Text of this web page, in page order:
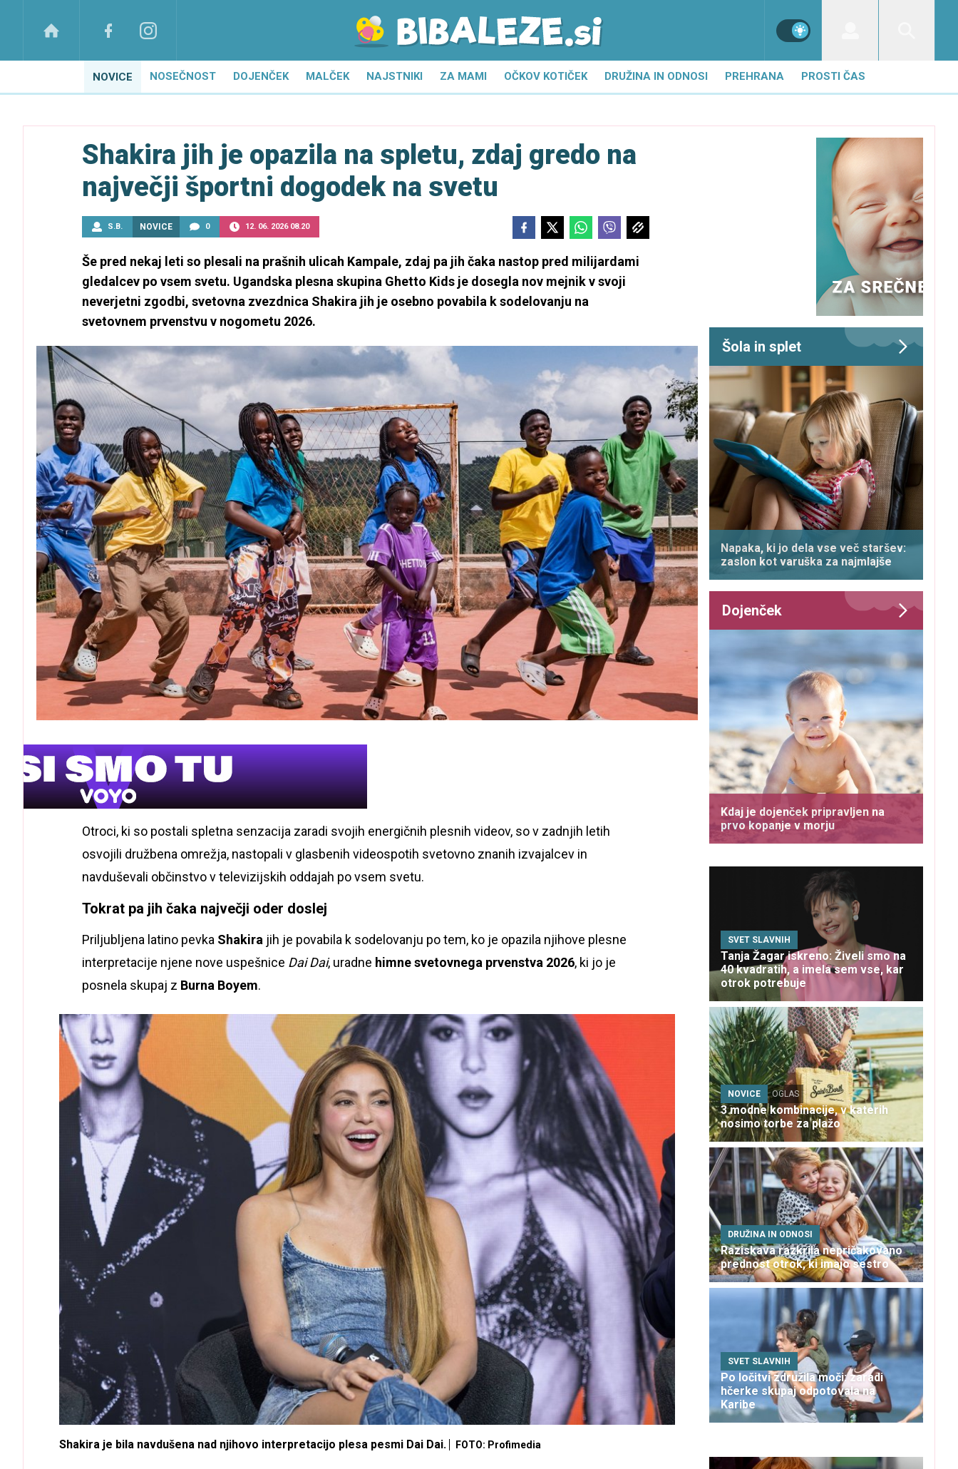
NOVICE NOSEČNOST DOJENČEK MALČEK NAJSTNIKI ZA MAMI OČKOV KOTIČEK DRUŽINA IN ODNOSI PREHRANA PROSTI ČAS
Shakira jih je opazila na spletu, zdaj gredo na
največji športni dogodek na svetu
S.B. NOVICE 0 12. 06. 2026 08.20
Še pred nekaj leti so plesali na prašnih ulicah Kampale, zdaj pa jih čaka nastop pred milijardami
gledalcev po vsem svetu. Ugandska plesna skupina Ghetto Kids je dosegla nov mejnik v svoji
neverjetni zgodbi, svetovna zvezdnica Shakira jih je osebno povabila k sodelovanju na
svetovnem prvenstvu v nogometu 2026.
Otroci, ki so postali spletna senzacija zaradi svojih energičnih plesnih videov, so v zadnjih letih
osvojili družbena omrežja, nastopali v glasbenih videospotih svetovno znanih izvajalcev in
navduševali občinstvo v televizijskih oddajah po vsem svetu.
Tokrat pa jih čaka največji oder doslej
Priljubljena latino pevka Shakira jih je povabila k sodelovanju po tem, ko je opazila njihove plesne
interpretacije njene nove uspešnice Dai Dai, uradne himne svetovnega prvenstva 2026, ki jo je
posnela skupaj z Burna Boyem.
Shakira je bila navdušena nad njihovo interpretacijo plesa pesmi Dai Dai. FOTO: Profimedia
Šola in splet
Napaka, ki jo dela vse več staršev:
zaslon kot varuška za najmlajše
Dojenček
Kdaj je dojenček pripravljen na
prvo kopanje v morju
SVET SLAVNIH
Tanja Žagar iskreno: Živeli smo na
40 kvadratih, a imela sem vse, kar
otrok potrebuje
NOVICE OGLAS
3 modne kombinacije, v katerih
nosimo torbe za plažo
DRUŽINA IN ODNOSI
Raziskava razkrila nepričakovano
prednost otrok, ki imajo sestro
SVET SLAVNIH
Po ločitvi združila moči: zaradi
hčerke skupaj odpotovala na
Karibe